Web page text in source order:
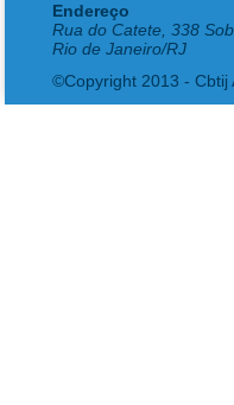
Endereço
Rua do Catete, 338
Rio de Janeiro/RJ
©Copyright 2013 - Cbtij